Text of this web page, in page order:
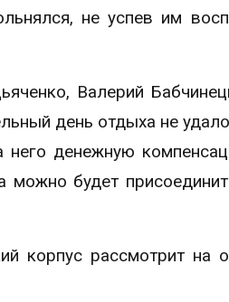
не успев им
Валерий
день отдыха не
него денежную
можно будет
корпус рассмотрит